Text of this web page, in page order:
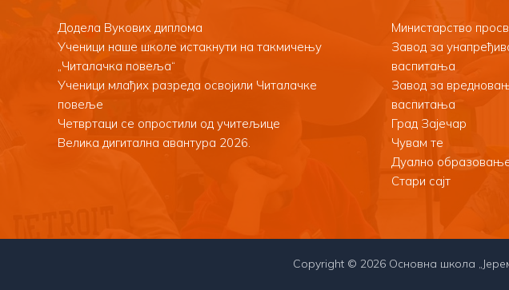
Додела Вукових диплома
Ученици наше школе истакнути на такмичењу
„Читалачка повеља“
Ученици млађих разреда освојили Читалачке
повеље
Четвртаци се опростили од учитељице
Велика дигитална авантура 2026.
Министарство
Завод за
васпитања
Завод за
васпитања
Град Зајечар
Чувам те
Дуално
Стари сајт
Copyright © 2026 Основна школа